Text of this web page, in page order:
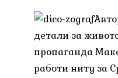
детали за
пропаганда
работи ниту за